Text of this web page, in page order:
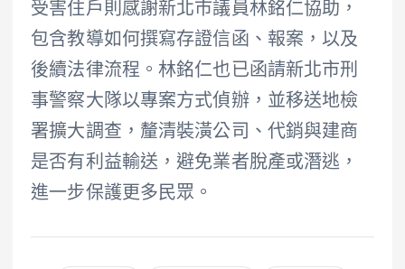
受害住戶則感謝新北市議員林銘仁協助，
包含教導如何撰寫存證信函、報案，以及
後續法律流程。林銘仁也已函請新北市刑
事警察大隊以專案方式偵辦，並移送地檢
署擴大調查，釐清裝潢公司、代銷與建商
是否有利益輸送，避免業者脫產或潛逃，
進一步保護更多民眾。